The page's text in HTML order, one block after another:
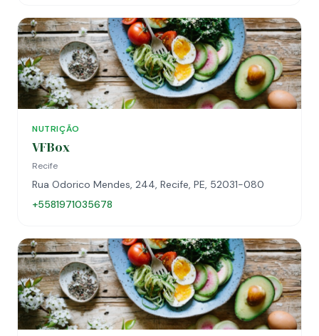
NUTRIÇÃO
VFBox
Recife
Rua Odorico Mendes, 244, Recife, PE, 52031-080
+5581971035678